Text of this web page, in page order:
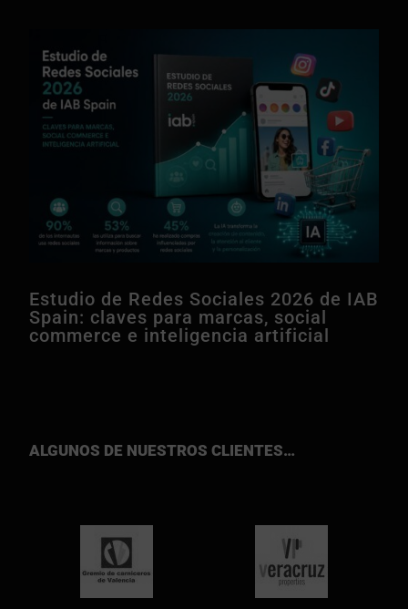
Estudio de Redes Sociales 2026 de IAB
Spain: claves para marcas, social
commerce e inteligencia artificial
ALGUNOS DE NUESTROS CLIENTES…